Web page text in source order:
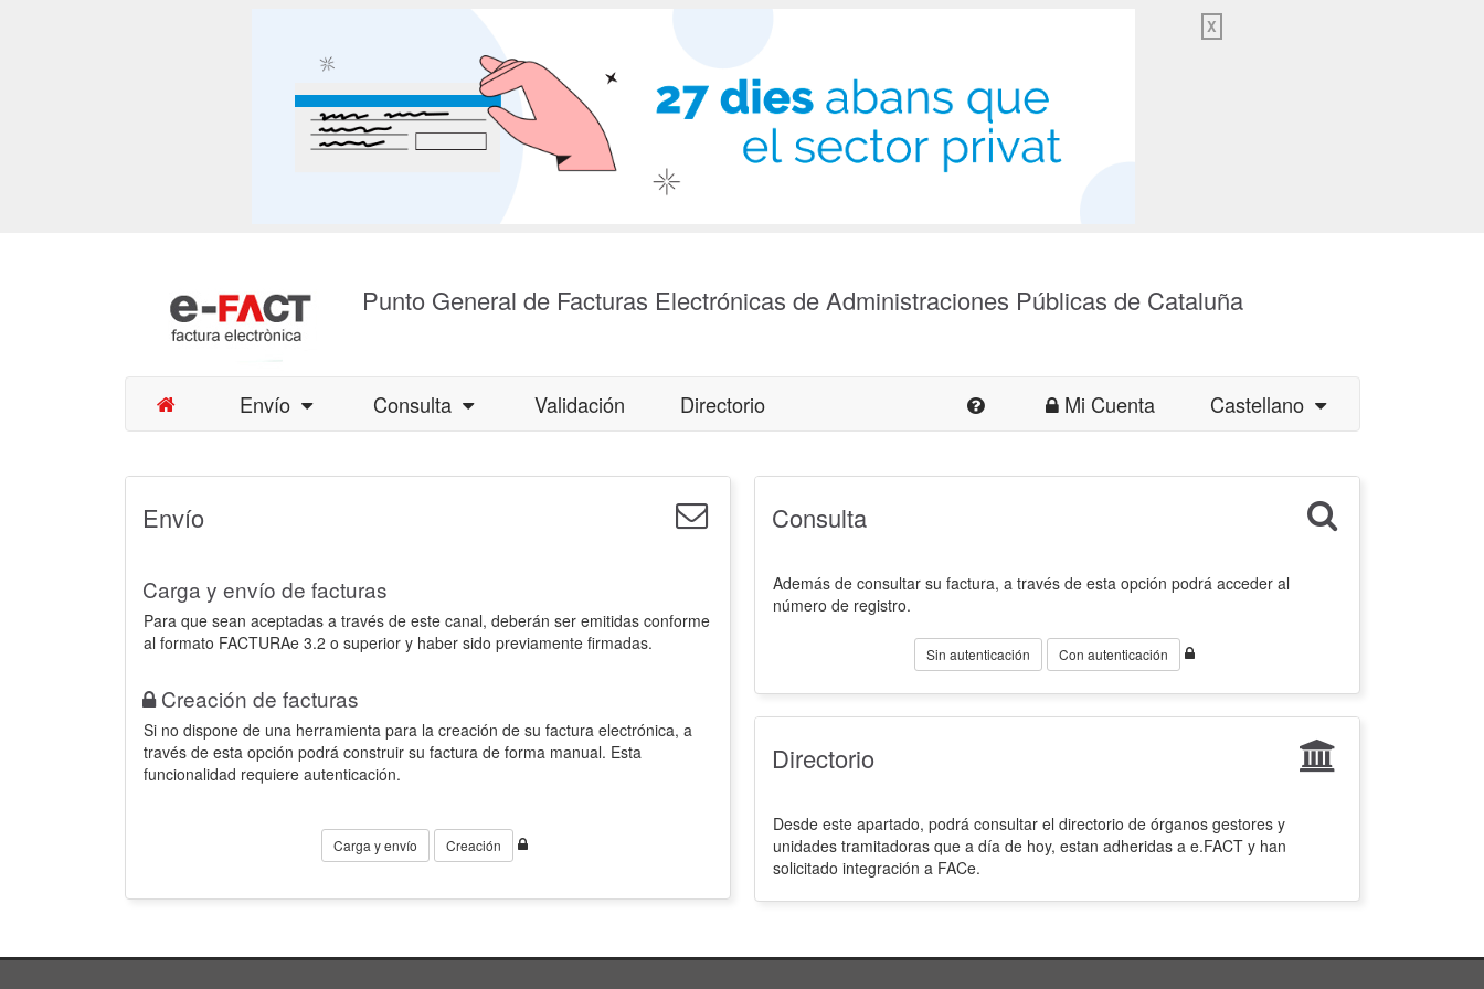
X
Punto General de Facturas Electrónicas de Administraciones Públicas de Cataluña
Envío Consulta Validación Directorio Mi Cuenta Castellano
Envío
Carga y envío de facturas
Para que sean aceptadas a través de este canal, deberán ser emitidas conforme
al formato FACTURAe 3.2 o superior y haber sido previamente firmadas.
Creación de facturas
Si no dispone de una herramienta para la creación de su factura electrónica, a
través de esta opción podrá construir su factura de forma manual. Esta
funcionalidad requiere autenticación.
Carga y envío Creación
Consulta
Además de consultar su factura, a través de esta opción podrá acceder al
número de registro.
Sin autenticación Con autenticación
Directorio
Desde este apartado, podrá consultar el directorio de órganos gestores y
unidades tramitadoras que a día de hoy, estan adheridas a e.FACT y han
solicitado integración a FACe.